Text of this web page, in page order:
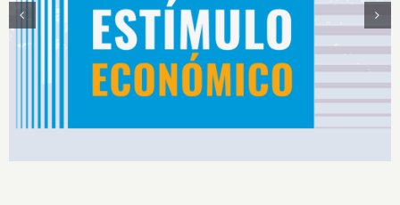
Estímulos Económicos para Deportistas de Alto
Rendimiento IS2026